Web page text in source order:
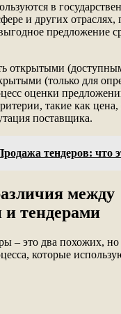
в
и других отраслях,
предложение
открытыми
(только для
оценки
такие как цена,
поставщика.
тендеров: что
между
тендерами
– это два похожих, но
которые